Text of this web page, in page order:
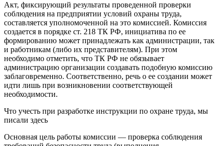
Акт, фиксирующий результаты проведенной проверки
соблюдения на предприятии условий охраны труда,
составляется уполномоченной на это комиссией. Комиссия
создается в порядке ст. 218 ТК РФ, инициатива по ее
формированию может принадлежать как администрации, так
и работникам (либо их представителям). При этом
необходимо отметить, что ТК РФ не обязывает
администрацию организации создавать подобную комиссию
заблаговременно. Соответственно, речь о ее создании может
идти лишь при возникновении соответствующей
необходимости.
Что учесть при разработке инструкции по охране труда, мы
писали здесь
Основная цель работы комиссии — проверка соблюдения